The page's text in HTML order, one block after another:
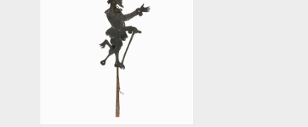
OMBRE ARTICULÉE EN
MÉTAL
VOIR L'APPAREIL